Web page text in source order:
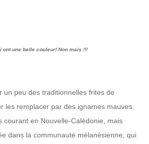
ont une belle couleur! Non mais !!!
un peu des traditionnelles frites de
les remplacer par des ignames mauves.
courant en Nouvelle-Calédonie, mais
dans la communauté mélanésienne, qui